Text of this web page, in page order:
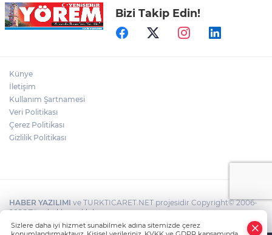
YTSO’dan Yenişehir Şoförler ve
Otomobilciler Odası’na Ziyaret
Bizi Takip Edin!
Künye
İletişim
Kullanım Şartnamesi
Veri Politikası
Çerez Politikası
Gizlilik Politikası
HABER YAZILIMI ve TURKTICARET.NET projesidir Copyright© 2006-
2026 Tüm hakları saklıdır.
Sizlere daha iyi hizmet sunabilmek adına sitemizde çerez